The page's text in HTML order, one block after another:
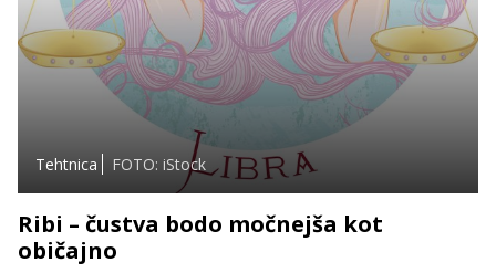
Tehtnica FOTO: iStock
Ribi – čustva bodo močnejša kot
običajno